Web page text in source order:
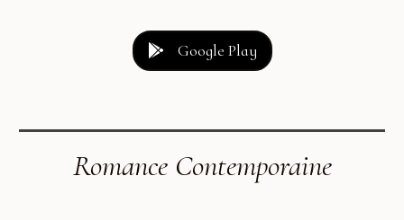
Google Play
Romance Contemporaine